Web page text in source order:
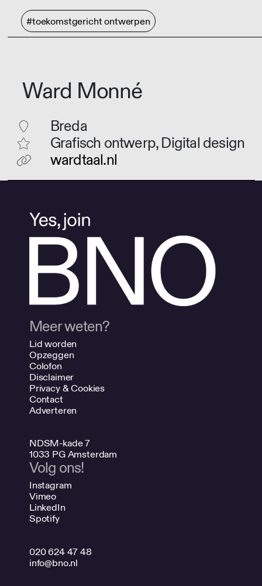
#toekomstgericht ontwerpen
Ward Monné
Breda
Grafisch ontwerp, Digital design
wardtaal.nl
Meer weten?
Lid worden
Opzeggen
Colofon
Disclaimer
Privacy & Cookies
Contact
Adverteren
NDSM-kade 7
1033 PG Amsterdam
Volg ons!
Instagram
Vimeo
LinkedIn
Spotify
020 624 47 48
info@bno.nl